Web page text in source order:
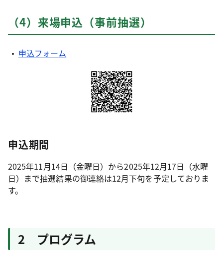
（4）来場申込（事前抽選）
申込フォーム
申込期間
2025年11月14日（金曜日）から2025年12月17日（水曜
日）まで抽選結果の御連絡は12月下旬を予定しておりま
す。
2 プログラム